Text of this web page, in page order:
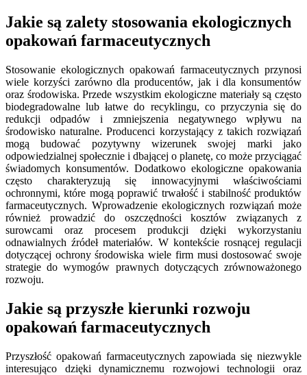
Jakie są zalety stosowania ekologicznych
opakowań farmaceutycznych
Stosowanie ekologicznych opakowań farmaceutycznych przynosi
wiele korzyści zarówno dla producentów, jak i dla konsumentów
oraz środowiska. Przede wszystkim ekologiczne materiały są często
biodegradowalne lub łatwe do recyklingu, co przyczynia się do
redukcji odpadów i zmniejszenia negatywnego wpływu na
środowisko naturalne. Producenci korzystający z takich rozwiązań
mogą budować pozytywny wizerunek swojej marki jako
odpowiedzialnej społecznie i dbającej o planetę, co może przyciągać
świadomych konsumentów. Dodatkowo ekologiczne opakowania
często charakteryzują się innowacyjnymi właściwościami
ochronnymi, które mogą poprawić trwałość i stabilność produktów
farmaceutycznych. Wprowadzenie ekologicznych rozwiązań może
również prowadzić do oszczędności kosztów związanych z
surowcami oraz procesem produkcji dzięki wykorzystaniu
odnawialnych źródeł materiałów. W kontekście rosnącej regulacji
dotyczącej ochrony środowiska wiele firm musi dostosować swoje
strategie do wymogów prawnych dotyczących zrównoważonego
rozwoju.
Jakie są przyszłe kierunki rozwoju
opakowań farmaceutycznych
Przyszłość opakowań farmaceutycznych zapowiada się niezwykle
interesująco dzięki dynamicznemu rozwojowi technologii oraz